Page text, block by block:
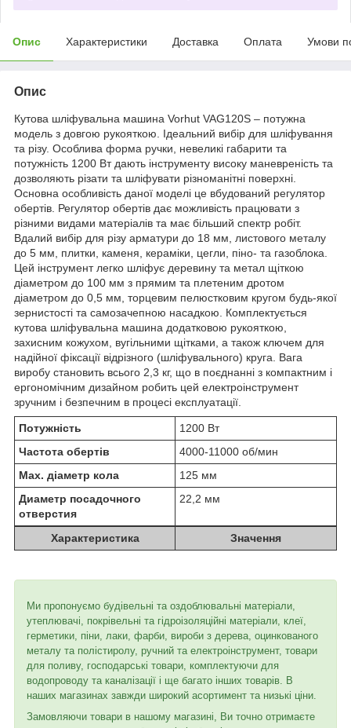
Опис Характеристики Доставка Оплата Умови
Опис
Кутова шліфувальна машина Vorhut VAG120S – потужна
модель з довгою рукояткою. Ідеальний вибір для шліфування
та різу. Особлива форма ручки, невеликі габарити та
потужність 1200 Вт дають інструменту високу маневреність та
дозволяють різати та шліфувати різноманітні поверхні.
Основна особливість даної моделі це вбудований регулятор
обертів. Регулятор обертів дає можливість працювати з
різними видами матеріалів та має більший спектр робіт.
Вдалий вибір для різу арматури до 18 мм, листового металу
до 5 мм, плитки, каменя, кераміки, цегли, піно- та газоблока.
Цей інструмент легко шліфує деревину та метал щіткою
діаметром до 100 мм з прямим та плетеним дротом
діаметром до 0,5 мм, торцевим пелюстковим кругом будь-якої
зернистості та самозачепною насадкою. Комплектується
кутова шліфувальна машина додатковою рукояткою,
захисним кожухом, вугільними щітками, а також ключем для
надійної фіксації відрізного (шліфувального) круга. Вага
виробу становить всього 2,3 кг, що в поєднанні з компактним і
ергономічним дизайном робить цей електроінструмент
зручним і безпечним в процесі експлуатації.
Потужність
1200 Вт
Частота обертів
4000-11000 об/мин
Мах. діаметр кола
125 мм
Диаметр посадочного
отверстия
22,2 мм
Характеристика Значення
Ми пропонуємо будівельні та оздоблювальні матеріали,
утеплювачі, покрівельні та гідроізоляційні матеріали, клеї,
герметики, піни, лаки, фарби, вироби з дерева, оцинкованого
металу та полістиролу, ручний та електроінструмент, товари
для поливу, господарські товари, комплектуючи для
водопроводу та каналізації і ще багато інших товарів. В
наших магазинах завжди широкий асортимент та низькі ціни.
Замовляючи товари в нашому магазині, Ви точно отримаєте